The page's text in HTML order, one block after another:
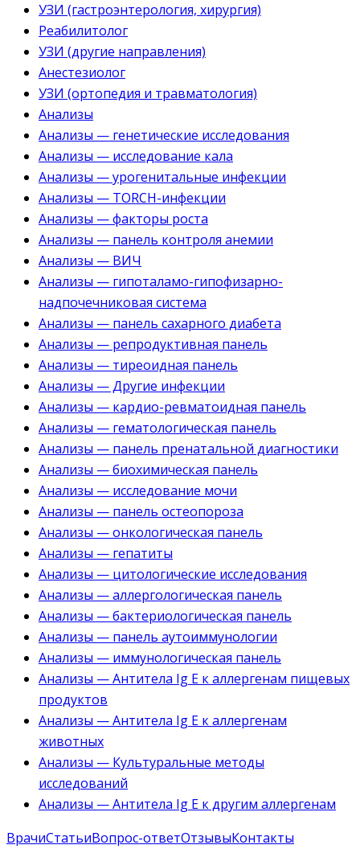
УЗИ (гастроэнтерология, хирургия)
Реабилитолог
УЗИ (другие направления)
Анестезиолог
УЗИ (ортопедия и травматология)
Анализы
Анализы — генетические исследования
Анализы — исследование кала
Анализы — урогенитальные инфекции
Анализы — TORCH-инфекции
Анализы — факторы роста
Анализы — панель контроля анемии
Анализы — ВИЧ
Анализы — гипоталамо-гипофизарно-
надпочечниковая система
Анализы — панель сахарного диабета
Анализы — репродуктивная панель
Анализы — тиреоидная панель
Анализы — Другие инфекции
Анализы — кардио-ревматоидная панель
Анализы — гематологическая панель
Анализы — панель пренатальной диагностики
Анализы — биохимическая панель
Анализы — исследование мочи
Анализы — панель остеопороза
Анализы — онкологическая панель
Анализы — гепатиты
Анализы — цитологические исследования
Анализы — аллергологическая панель
Анализы — бактериологическая панель
Анализы — панель аутоиммунологии
Анализы — иммунологическая панель
Анализы — Антитела Ig E к аллергенам пищевых
продуктов
Анализы — Антитела Ig E к аллергенам
животных
Анализы — Культуральные методы
исследований
Анализы — Антитела Ig E к другим аллергенам
ВрачиСтатьиВопрос-ответОтзывыКонтакты